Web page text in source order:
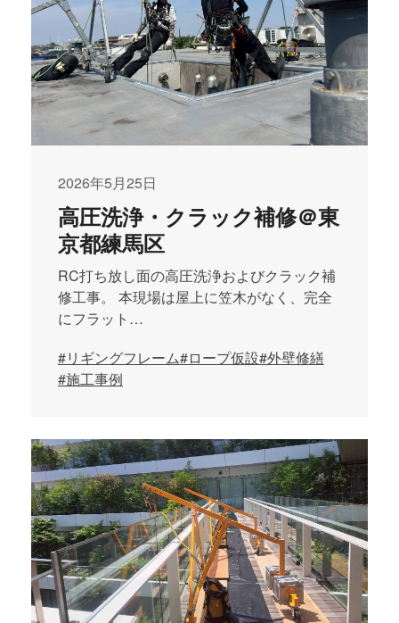
2026年5月25日
高圧洗浄・クラック補修＠東
京都練馬区
RC打ち放し面の高圧洗浄およびクラック補
修工事。 本現場は屋上に笠木がなく、完全
にフラット…
#リギングフレーム#ロープ仮設#外壁修繕
#施工事例